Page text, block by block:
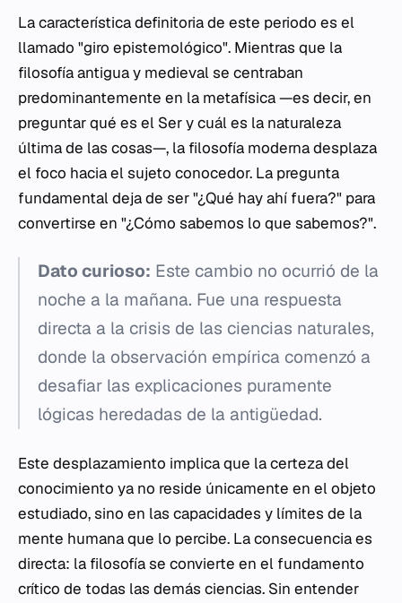
La característica definitoria de este periodo es el
llamado "giro epistemológico". Mientras que la
filosofía antigua y medieval se centraban
predominantemente en la metafísica —es decir, en
preguntar qué es el Ser y cuál es la naturaleza
última de las cosas—, la filosofía moderna desplaza
el foco hacia el sujeto conocedor. La pregunta
fundamental deja de ser "¿Qué hay ahí fuera?" para
convertirse en "¿Cómo sabemos lo que sabemos?".
Dato curioso: Este cambio no ocurrió de la
noche a la mañana. Fue una respuesta
directa a la crisis de las ciencias naturales,
donde la observación empírica comenzó a
desafiar las explicaciones puramente
lógicas heredadas de la antigüedad.
Este desplazamiento implica que la certeza del
conocimiento ya no reside únicamente en el objeto
estudiado, sino en las capacidades y límites de la
mente humana que lo percibe. La consecuencia es
directa: la filosofía se convierte en el fundamento
crítico de todas las demás ciencias. Sin entender